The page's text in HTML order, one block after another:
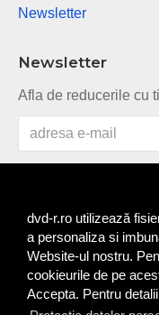
dvd-r.ro utilizează
a personaliza si
Website-ul nostru.
cookieurile de pe
Accepta. Pentru
Newsletter
Newsletter
Afla de reducerile cu
Copyright © 2014